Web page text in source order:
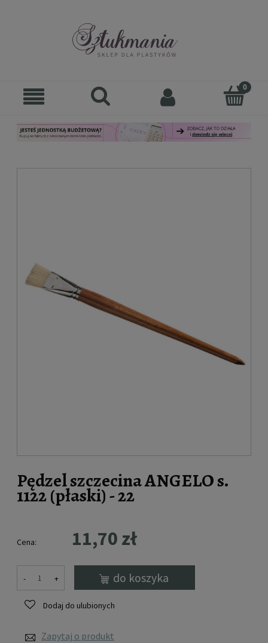
Pędzel szczecina ANGELO s.
1122 (płaski) - 22
Cena: 11,70 zł
- + do koszyka
Dodaj do ulubionych
Zapytaj o produkt